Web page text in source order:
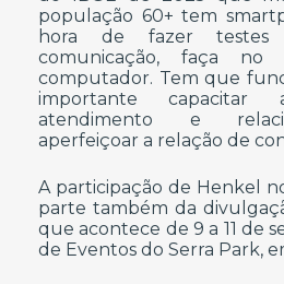
população 60+ tem
hora de fazer testes
comunicação, faça
computador. Tem que
importante
atendimento e
aperfeiçoar a relação de
A participação de Henkel
parte também da
que acontece de 9 a 11 de
de Eventos do Serra Park,